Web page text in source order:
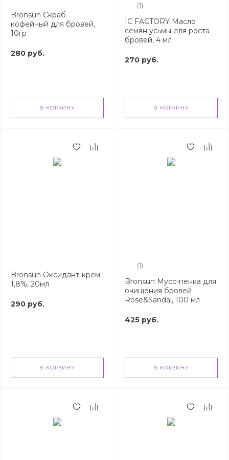
Bronsun Скраб
кофейный для бровей,
10гр
280 руб.
В КОРЗИНУ
(1)
IC FACTORY Масло
семян усьмы для роста
бровей, 4 мл
270 руб.
В КОРЗИНУ
Bronsun Оксидант-крем
1,8%, 20мл
290 руб.
В КОРЗИНУ
(1)
Bronsun Мусс-пенка для
очищения бровей
Rose&Sandal, 100 мл
425 руб.
В КОРЗИНУ